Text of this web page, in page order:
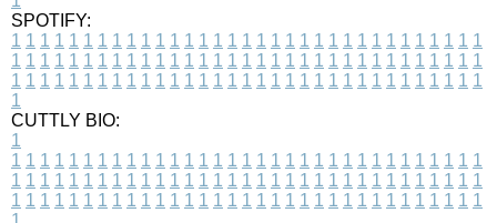
SPOTIFY:
1 1 1 1 1 1 1 1 1 1 1 1 1 1 1 1 1 1 1 1 1 1 1 1 1 1 1 1 1 1 1 1 1
1 1 1 1 1 1 1 1 1 1 1 1 1 1 1 1 1 1 1 1 1 1 1 1 1 1 1 1 1 1 1 1 1
1 1 1 1 1 1 1 1 1 1 1 1 1 1 1 1 1 1 1 1 1 1 1 1 1 1 1 1 1 1 1 1 1
1
CUTTLY BIO:
1
1 1 1 1 1 1 1 1 1 1 1 1 1 1 1 1 1 1 1 1 1 1 1 1 1 1 1 1 1 1 1 1 1
1 1 1 1 1 1 1 1 1 1 1 1 1 1 1 1 1 1 1 1 1 1 1 1 1 1 1 1 1 1 1 1 1
1 1 1 1 1 1 1 1 1 1 1 1 1 1 1 1 1 1 1 1 1 1 1 1 1 1 1 1 1 1 1 1 1